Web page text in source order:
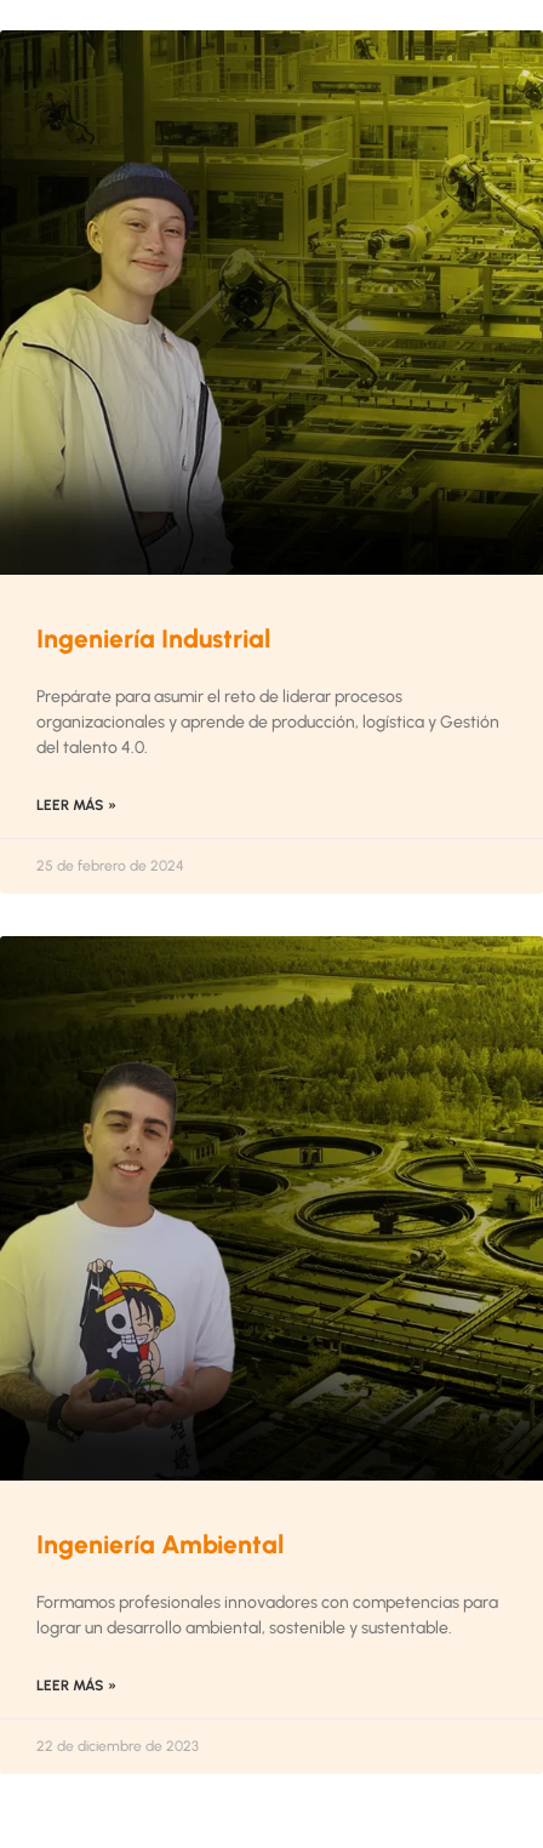
Ingeniería Industrial
Prepárate para asumir el reto de liderar procesos
organizacionales y aprende de producción, logística y Gestión
del talento 4.0.
LEER MÁS »
25 de febrero de 2024
Ingeniería Ambiental
Formamos profesionales innovadores con competencias para
lograr un desarrollo ambiental, sostenible y sustentable.
LEER MÁS »
22 de diciembre de 2023